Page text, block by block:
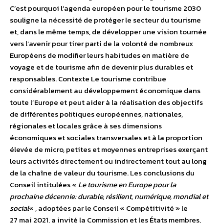
C’est pourquoi l’agenda européen pour le tourisme 2030
souligne la nécessité de protéger le secteur du tourisme
et, dans le même temps, de développer une vision tournée
vers l’avenir pour tirer parti de la volonté de nombreux
Européens de modifier leurs habitudes en matière de
voyage et de tourisme afin de devenir plus durables et
responsables. Contexte Le tourisme contribue
considérablement au développement économique dans
toute l’Europe et peut aider à la réalisation des objectifs
de différentes politiques européennes, nationales,
régionales et locales grâce à ses dimensions
économiques et sociales transversales et à la proportion
élevée de micro, petites et moyennes entreprises exerçant
leurs activités directement ou indirectement tout au long
de la chaîne de valeur du tourisme. Les conclusions du
Conseil intitulées « Le tourisme en Europe pour la
prochaine décennie: durable, résilient, numérique, mondial et
social« , adoptées par le Conseil « Compétitivité » le
27 mai 2021, a invité la Commission et les États membres,